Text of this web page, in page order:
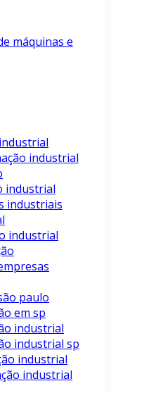
máquinas e
industrial
industrial
industriais
industrial
paulo
em sp
industrial
industrial sp
industrial
industrial